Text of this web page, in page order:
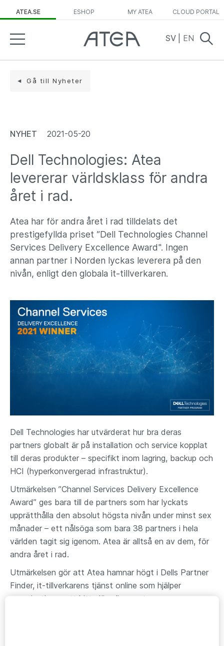
ATEA.SE ESHOP MY ATEA CLOUD PORTAL
SV EN
Gå till Nyheter
NYHET 2021-05-20
Dell Technologies: Atea
levererar världsklass för andra
året i rad.
Atea har för andra året i rad tilldelats det
prestigefyllda priset ”Dell Technologies Channel
Services Delivery Excellence Award". Ingen
annan partner i Norden lyckas leverera på den
nivån, enligt den globala it-tillverkaren.
Dell Technologies har utvärderat hur bra deras
partners globalt är på installation och service kopplat
till deras produkter – specifikt inom lagring, backup och
HCI (hyperkonvergerad infrastruktur).
Utmärkelsen ”Channel Services Delivery Excellence
Award” ges bara till de partners som har lyckats
upprätthålla den absolut högsta nivån under minst sex
månader – ett nålsöga som bara 38 partners i hela
världen tagit sig igenom. Atea är alltså en av dem, för
andra året i rad.
Utmärkelsen gör att Atea hamnar högt i Dells Partner
Finder, it-tillverkarens tjänst online som hjälper
organisationer att hitta lämpliga partners.